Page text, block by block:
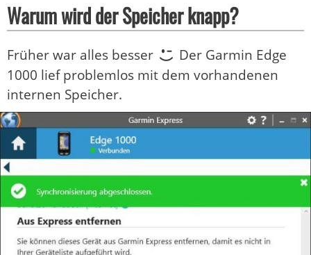
Warum wird der Speicher knapp?
Früher war alles besser
Der Garmin Edge
1000 lief problemlos mit dem vorhandenen
internen Speicher.